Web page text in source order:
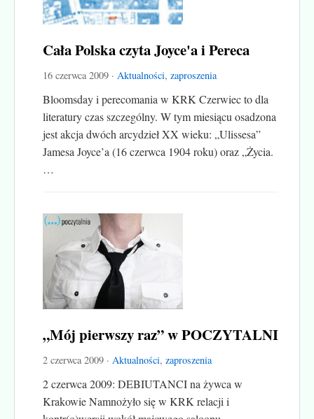
Cała Polska czyta Joyce'a i Pereca
16 czerwca 2009 · Aktualności, zaproszenia
Bloomsday i perecomania w KRK Czerwiec to dla
literatury czas szczególny. W tym miesiącu osadzona
jest akcja dwóch arcydzieł XX wieku: „Ulissesa”
Jamesa Joyce’a (16 czerwca 1904 roku) oraz „Życia.
…
„Mój pierwszy raz” w POCZYTALNI
2 czerwca 2009 · Aktualności, zaproszenia
2 czerwca 2009: DEBIUTANCI na żywca w
Krakowie Namnożyło się w KRK relacji i